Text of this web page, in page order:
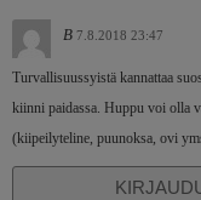
B 7.8.2018 23:47
Turvallisuussyistä kannattaa
kiinni paidassa. Huppu voi olla
(kiipeilyteline, puunoksa, ovi